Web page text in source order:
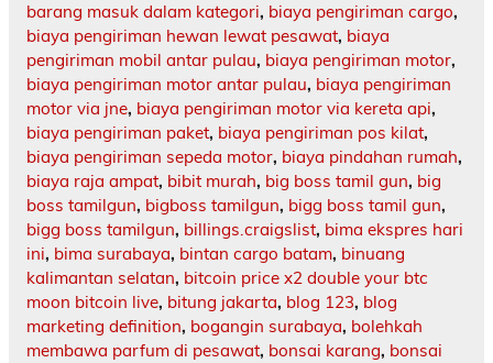
barang masuk dalam kategori, biaya pengiriman cargo,
biaya pengiriman hewan lewat pesawat, biaya
pengiriman mobil antar pulau, biaya pengiriman motor,
biaya pengiriman motor antar pulau, biaya pengiriman
motor via jne, biaya pengiriman motor via kereta api,
biaya pengiriman paket, biaya pengiriman pos kilat,
biaya pengiriman sepeda motor, biaya pindahan rumah,
biaya raja ampat, bibit murah, big boss tamil gun, big
boss tamilgun, bigboss tamilgun, bigg boss tamil gun,
bigg boss tamilgun, billings.craigslist, bima ekspres hari
ini, bima surabaya, bintan cargo batam, binuang
kalimantan selatan, bitcoin price x2 double your btc
moon bitcoin live, bitung jakarta, blog 123, blog
marketing definition, bogangin surabaya, bolehkah
membawa parfum di pesawat, bonsai karang, bonsai